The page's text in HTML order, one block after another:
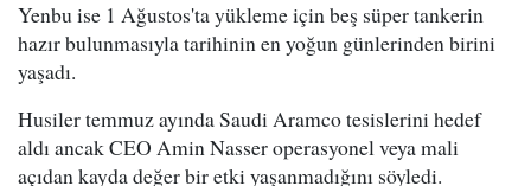
Yenbu ise 1 Ağustos'ta yükleme için beş süper tankerin
hazır bulunmasıyla tarihinin en yoğun günlerinden birini
yaşadı.
Husiler temmuz ayında Saudi Aramco tesislerini hedef
aldı ancak CEO Amin Nasser operasyonel veya mali
açıdan kayda değer bir etki yaşanmadığını söyledi.